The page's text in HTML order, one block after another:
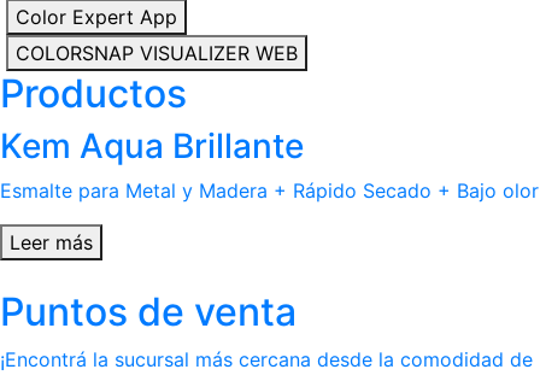
Color Expert App
COLORSNAP VISUALIZER WEB
Productos
Kem Aqua Brillante
Esmalte para Metal y Madera + Rápido Secado + Bajo olor
Leer más
Puntos de venta
¡Encontrá la sucursal más cercana desde la comodidad de